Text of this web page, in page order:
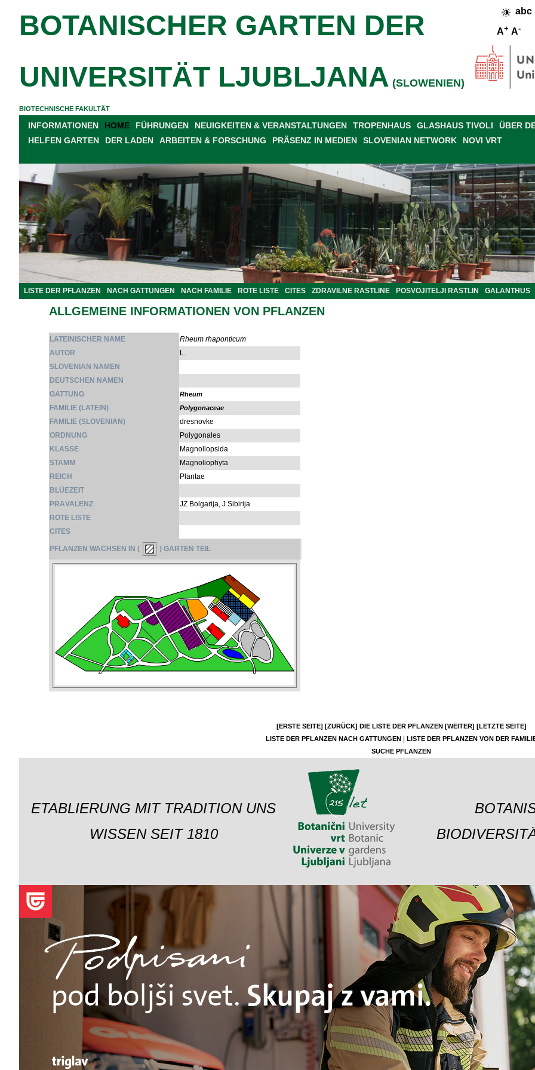
abc
A+ A-
BOTANISCHER GARTEN DER
UNIVERSITÄT LJUBLJANA (SLOWENIEN)
BIOTECHNISCHE FAKULTÄT
INFORMATIONEN HOME FÜHRUNGEN NEUIGKEITEN & VERANSTALTUNGEN TROPENHAUS GLASHAUS TIVOLI
ÜBER
HELFEN GARTEN
DER LADEN ARBEITEN & FORSCHUNG PRÄSENZ IN MEDIEN SLOVENIAN NETWORK NOVI VRT
LISTE DER PFLANZEN NACH GATTUNGEN NACH FAMILIE ROTE LISTE CITES ZDRAVILNE RASTLINE POSVOJITELJI RASTLIN GALANTHUS
ALLGEMEINE INFORMATIONEN VON PFLANZEN
LATEINISCHER NAME
Rheum rhaponticum
AUTOR
L.
SLOVENIAN NAMEN
DEUTSCHEN NAMEN
GATTUNG
Rheum
FAMILIE (LATEIN) Polygonaceae
FAMILIE (SLOVENIAN)
dresnovke
ORDNUNG
Polygonales
KLASSE
Magnoliopsida
STAMM
Magnoliophyta
REICH
Plantae
BLÜEZEIT
PRÄVALENZ
JZ Bolgarija, J Sibirija
ROTE LISTE
CITES
PFLANZEN WACHSEN IN ( ) GARTEN TEIL
[ERSTE SEITE] [ZURÜCK] DIE LISTE DER PFLANZEN [WEITER] [LETZTE SEITE]
LISTE DER PFLANZEN NACH GATTUNGEN
LISTE DER PFLANZEN VON DER
SUCHE PFLANZEN
ETABLIERUNG MIT TRADITION UNS
WISSEN SEIT 1810